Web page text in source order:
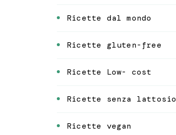
Ricette dal mondo
Ricette gluten-free
Ricette Low- cost
Ricette senza lattosio
Ricette vegan